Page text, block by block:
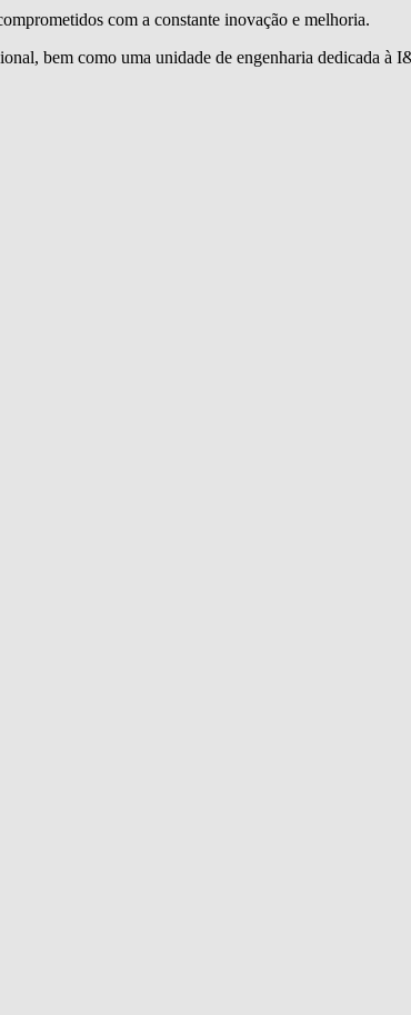
com a constante inovação e melhoria.
bem como uma unidade de engenharia dedicada à